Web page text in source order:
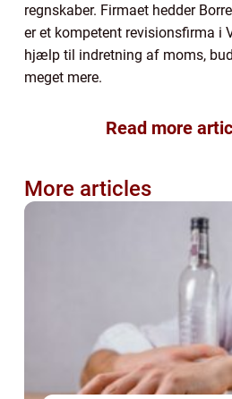
regnskaber. Firmaet hedder
er et kompetent revisionsfirma i
hjælp til indretning af moms,
meget mere.
Read more
More articles